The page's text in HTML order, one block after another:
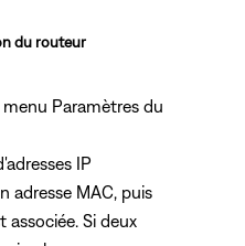
du routeur
Paramètres du
IP
adresse MAC, puis
associée. Si deux